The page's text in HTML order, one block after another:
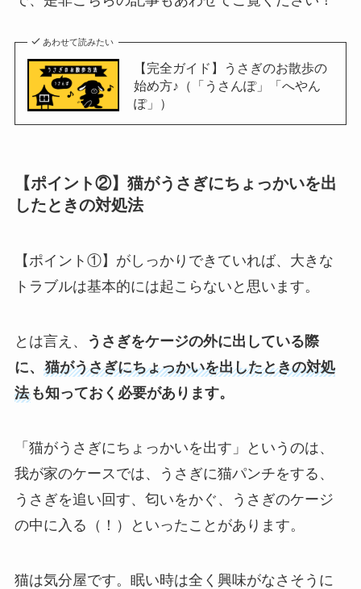
あわせて読みたい
【完全ガイド】うさぎのお散歩の
始め方♪（「うさんぽ」「へやん
ぽ」）
【ポイント②】猫がうさぎにちょっかいを出
したときの対処法
【ポイント①】がしっかりできていれば、大きな
トラブルは基本的には起こらないと思います。
とは言え、
うさぎをケージの外に出している際
に、 猫がうさぎにちょっかいを出したときの対処
法も知っておく必要があります。
「猫がうさぎにちょっかいを出す」というのは、
我が家のケースでは、うさぎに猫パンチをする、
うさぎを追い回す、匂いをかぐ、うさぎのケージ
の中に入る（！）といったことがあります。
猫は気分屋です。眠い時は全く興味がなさそうに